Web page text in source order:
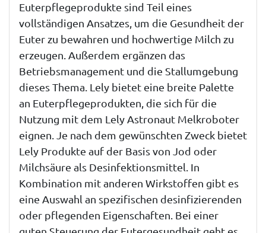
Euterpflegeprodukte sind Teil eines
vollständigen Ansatzes, um die Gesundheit der
Euter zu bewahren und hochwertige Milch zu
erzeugen. Außerdem ergänzen das
Betriebsmanagement und die Stallumgebung
dieses Thema. Lely bietet eine breite Palette
an Euterpflegeprodukten, die sich für die
Nutzung mit dem Lely Astronaut Melkroboter
eignen. Je nach dem gewünschten Zweck bietet
Lely Produkte auf der Basis von Jod oder
Milchsäure als Desinfektionsmittel. In
Kombination mit anderen Wirkstoffen gibt es
eine Auswahl an spezifischen desinfizierenden
oder pflegenden Eigenschaften. Bei einer